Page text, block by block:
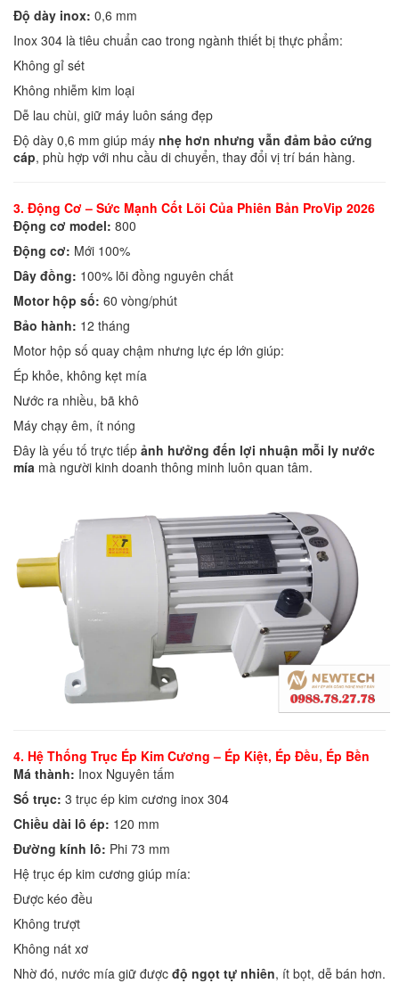
Độ dày inox: 0,6 mm
Inox 304 là tiêu chuẩn cao trong ngành thiết bị thực phẩm:
Không gỉ sét
Không nhiễm kim loại
Dễ lau chùi, giữ máy luôn sáng đẹp
Độ dày 0,6 mm giúp máy nhẹ hơn nhưng vẫn đảm bảo cứng
cáp, phù hợp với nhu cầu di chuyển, thay đổi vị trí bán hàng.
3. Động Cơ – Sức Mạnh Cốt Lõi Của Phiên Bản ProVip 2026
Động cơ model: 800
Động cơ: Mới 100%
Dây đồng: 100% lõi đồng nguyên chất
Motor hộp số: 60 vòng/phút
Bảo hành: 12 tháng
Motor hộp số quay chậm nhưng lực ép lớn giúp:
Ép khỏe, không kẹt mía
Nước ra nhiều, bã khô
Máy chạy êm, ít nóng
Đây là yếu tố trực tiếp ảnh hưởng đến lợi nhuận mỗi ly nước
mía mà người kinh doanh thông minh luôn quan tâm.
4. Hệ Thống Trục Ép Kim Cương – Ép Kiệt, Ép Đều, Ép Bền
Má thành: Inox Nguyên tấm
Số trục: 3 trục ép kim cương inox 304
Chiều dài lô ép: 120 mm
Đường kính lô: Phi 73 mm
Hệ trục ép kim cương giúp mía:
Được kéo đều
Không trượt
Không nát xơ
Nhờ đó, nước mía giữ được độ ngọt tự nhiên, ít bọt, dễ bán hơn.